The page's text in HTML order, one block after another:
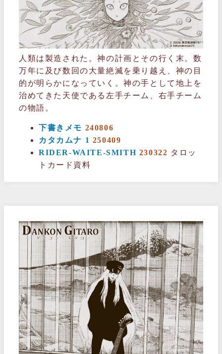
人類は製造された。神の計画とその行く末。数
万年に及び数回の大量絶滅を乗り越え、神の目
的が明らかになっていく。神の手として地上を
治めてきた天使である左手チーム、右手チーム
の物語。
下書きメモ 240806
カタカムナ 1 250409
RIDER-WAITE-SMITH 230322 タロッ
トカード資料